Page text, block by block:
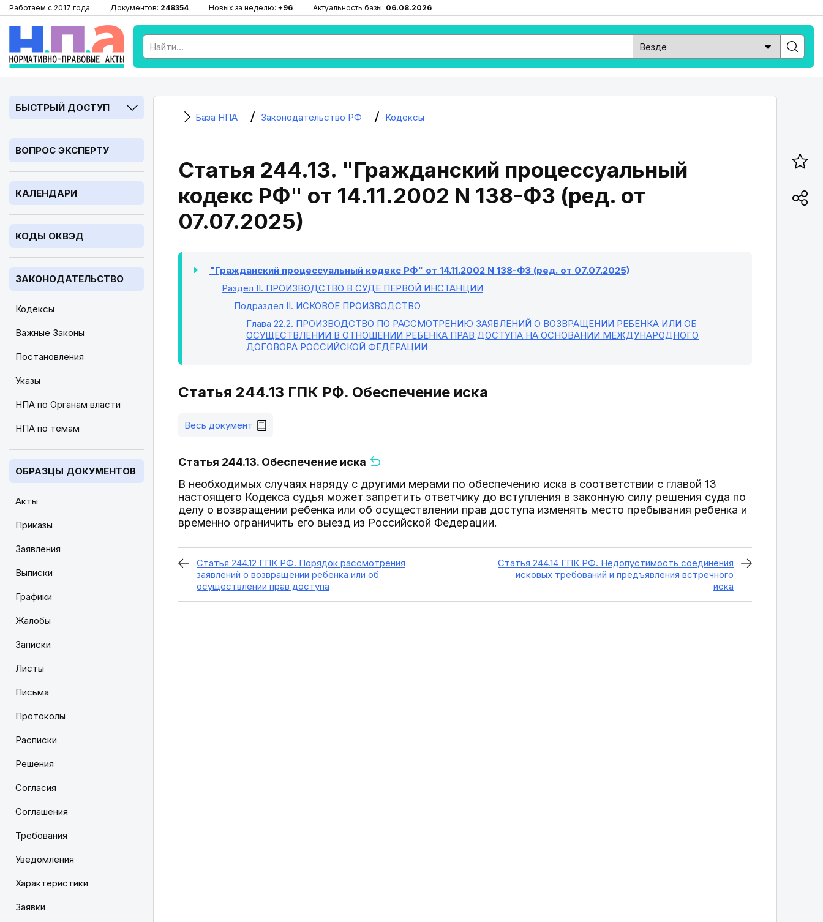
Работаем с 2017 года Документов: 248354 Новых за неделю: +96 Актуальность базы: 06.08.2026
БЫСТРЫЙ ДОСТУП
ВОПРОС ЭКСПЕРТУ
КАЛЕНДАРИ
КОДЫ ОКВЭД
ЗАКОНОДАТЕЛЬСТВО
Кодексы
Важные Законы
Постановления
Указы
НПА по Органам власти
НПА по темам
ОБРАЗЦЫ ДОКУМЕНТОВ
Акты
Приказы
Заявления
Выписки
Графики
Жалобы
Записки
Листы
Письма
Протоколы
Расписки
Решения
Согласия
Соглашения
Требования
Уведомления
Характеристики
Заявки
База НПА Законодательство РФ Кодексы
Статья 244.13. "Гражданский процессуальный
кодекс РФ" от 14.11.2002 N 138-ФЗ (ред. от
07.07.2025)
"Гражданский процессуальный кодекс РФ" от 14.11.2002 N 138-ФЗ (ред. от 07.07.2025)
Раздел II. ПРОИЗВОДСТВО В СУДЕ ПЕРВОЙ ИНСТАНЦИИ
Подраздел II. ИСКОВОЕ ПРОИЗВОДСТВО
Глава 22.2. ПРОИЗВОДСТВО ПО РАССМОТРЕНИЮ ЗАЯВЛЕНИЙ О ВОЗВРАЩЕНИИ РЕБЕНКА ИЛИ ОБ
ОСУЩЕСТВЛЕНИИ В ОТНОШЕНИИ РЕБЕНКА ПРАВ ДОСТУПА НА ОСНОВАНИИ МЕЖДУНАРОДНОГО
ДОГОВОРА РОССИЙСКОЙ ФЕДЕРАЦИИ
Статья 244.13 ГПК РФ. Обеспечение иска
Весь документ
Статья 244.13. Обеспечение иска
В необходимых случаях наряду с другими мерами по обеспечению иска в соответствии с главой 13
настоящего Кодекса судья может запретить ответчику до вступления в законную силу решения суда по
делу о возвращении ребенка или об осуществлении прав доступа изменять место пребывания ребенка и
временно ограничить его выезд из Российской Федерации.
Статья 244.12 ГПК РФ. Порядок рассмотрения
заявлений о возвращении ребенка или об
осуществлении прав доступа
Статья 244.14 ГПК РФ. Недопустимость соединения
исковых требований и предъявления встречного
иска